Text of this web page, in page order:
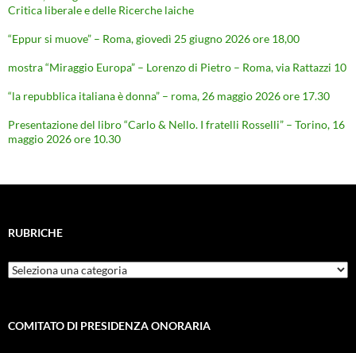
Critica liberale e delle Ricerche laiche
“Eppur si muove” – Roma, giovedì 25 giugno 2026 ore 18,00
mostra “Miraggio Europa” – Lorenzo di Pietro – Roma, via Rattazzi 10
“la repubblica italiana è donna” – roma, 26 maggio 2026 ore 17.30
Presentazione del libro “Carlo & Nello. I fratelli Rosselli” – Torino, 16
maggio 2026 ore 10.30
RUBRICHE
Rubriche
COMITATO DI PRESIDENZA ONORARIA